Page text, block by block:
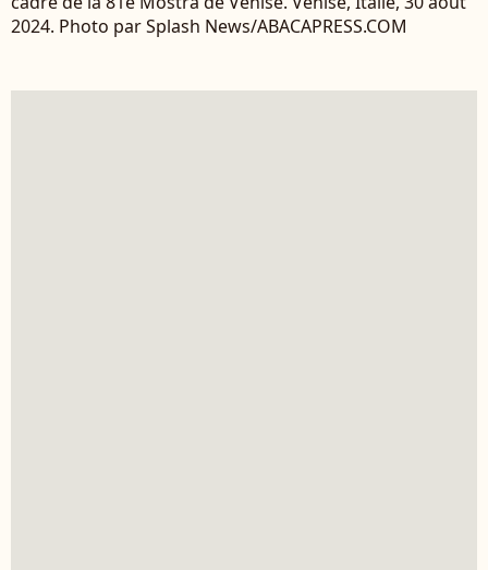
2024. Photo par Splash News/ABACAPRESS.COM